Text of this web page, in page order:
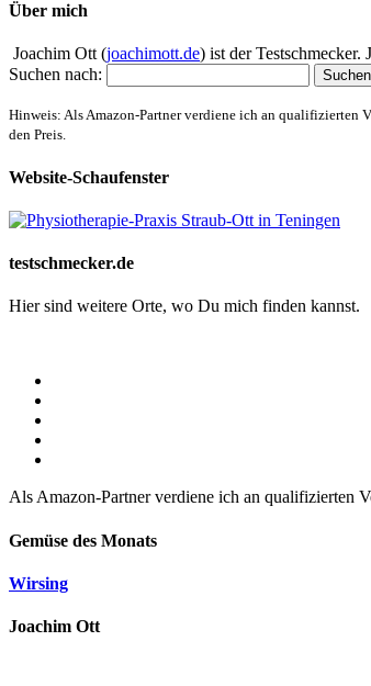
Über mich
Joachim Ott (joachimott.de) ist der
Suchen nach:
Hinweis: Als Amazon-Partner verdiene ich an qualifizierten
den Preis.
Website-Schaufenster
testschmecker.de
Hier sind weitere Orte, wo Du mich finden kannst.
Als Amazon-Partner verdiene ich an qualifizierten
Gemüse des Monats
Wirsing
Joachim Ott